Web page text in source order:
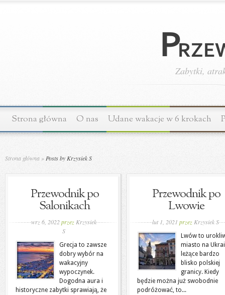
Zabytki,
Strona główna O nas Udane wakacje w 6 krokach
Strona główna » Posts by Krzysiek S
Przewodnik po
Salonikach
wrz 6, 2022przez Krzysiek
S
Grecja to zawsze
dobry wybór na
wakacyjny
wypoczynek.
Dogodna aura i
historyczne zabytki sprawiają, że
Przewodnik po
Lwowie
lut 1, 2021 przez Krzysiek S
Lwów to
miasto na
leżące bardzo
blisko polskiej
granicy. Kiedy
będzie można już swobodnie
podróżować, to...